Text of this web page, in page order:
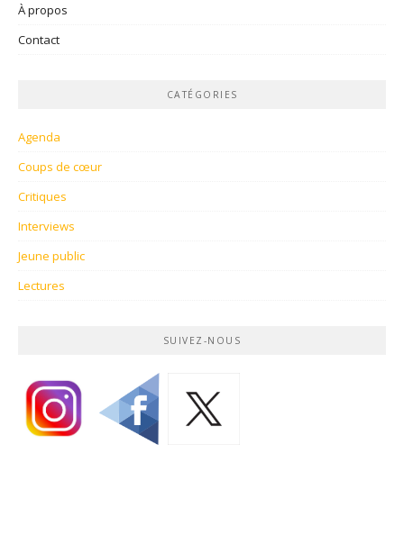
À propos
Contact
CATÉGORIES
Agenda
Coups de cœur
Critiques
Interviews
Jeune public
Lectures
SUIVEZ-NOUS